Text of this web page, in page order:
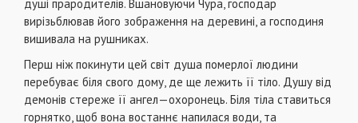
душі прародителів. Вшановуючи Чура, господар
вирізьблював його зображення на деревині, а господиня
вишивала на рушниках.
Перш ніж покинути цей світ душа померлої людини
перебуває біля свого дому, де ще лежить її тіло. Душу від
демонів стереже її ангел—охоронець. Біля тіла ставиться
горнятко, щоб вона востаннє напилася води, та